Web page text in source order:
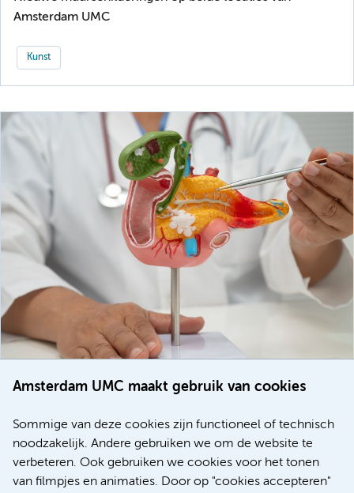
Amsterdam UMC maakt gebruik van cookies
Sommige van deze cookies zijn functioneel of technisch
noodzakelijk. Andere gebruiken we om de website te
verbeteren. Ook gebruiken we cookies voor het tonen
van filmpjes en animaties. Door op "cookies accepteren"
Amsterdam UMC
Kunst
voor patiënten met alvleesklierkanker verbeteren